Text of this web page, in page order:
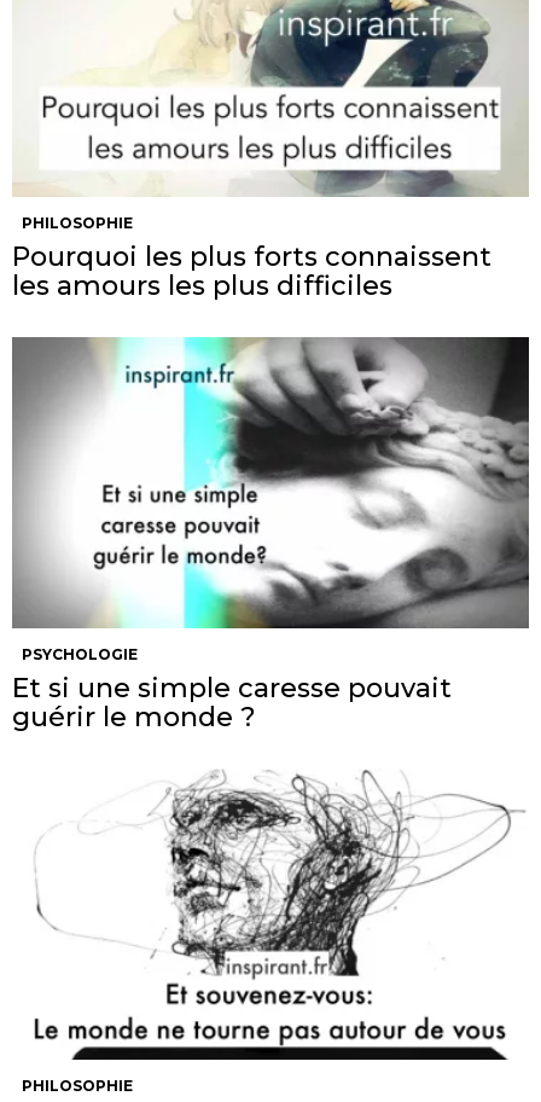
PHILOSOPHIE
Pourquoi les plus forts connaissent
les amours les plus difficiles
PSYCHOLOGIE
Et si une simple caresse pouvait
guérir le monde ?
PHILOSOPHIE